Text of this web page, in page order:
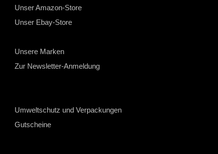
Unser Amazon-Store
Unser Ebay-Store
Unsere Marken
Zur Newsletter-Anmeldung
Umweltschutz und Verpackungen
Gutscheine